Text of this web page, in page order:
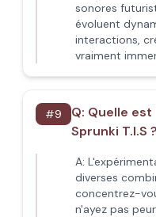
sonores
évoluent
interactions,
vraiment
#9 Q: Quelle
Sprunki T.I.S ?
A:
diverses
concentrez-
n'ayez pas